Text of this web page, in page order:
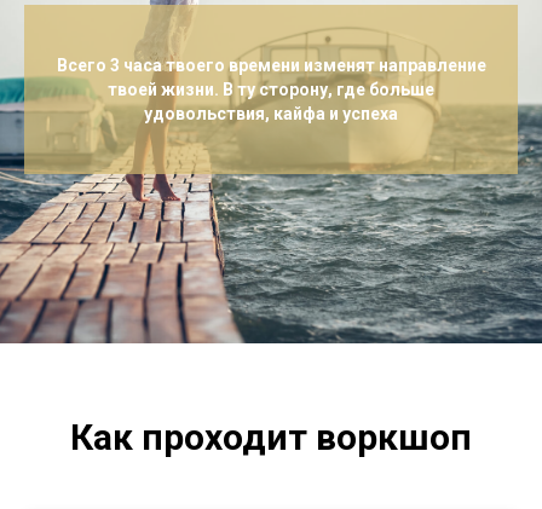
Всего 3 часа твоего времени изменят направление
твоей жизни. В ту сторону, где больше
удовольствия, кайфа и успеха
Как проходит воркшоп